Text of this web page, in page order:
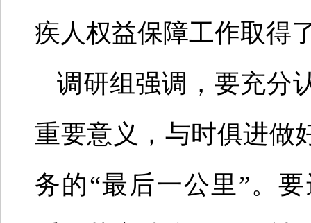
疾人权益保障工作取得
调研组强调，要充分
重要意义，与时俱进做
务的“最后一公里”。